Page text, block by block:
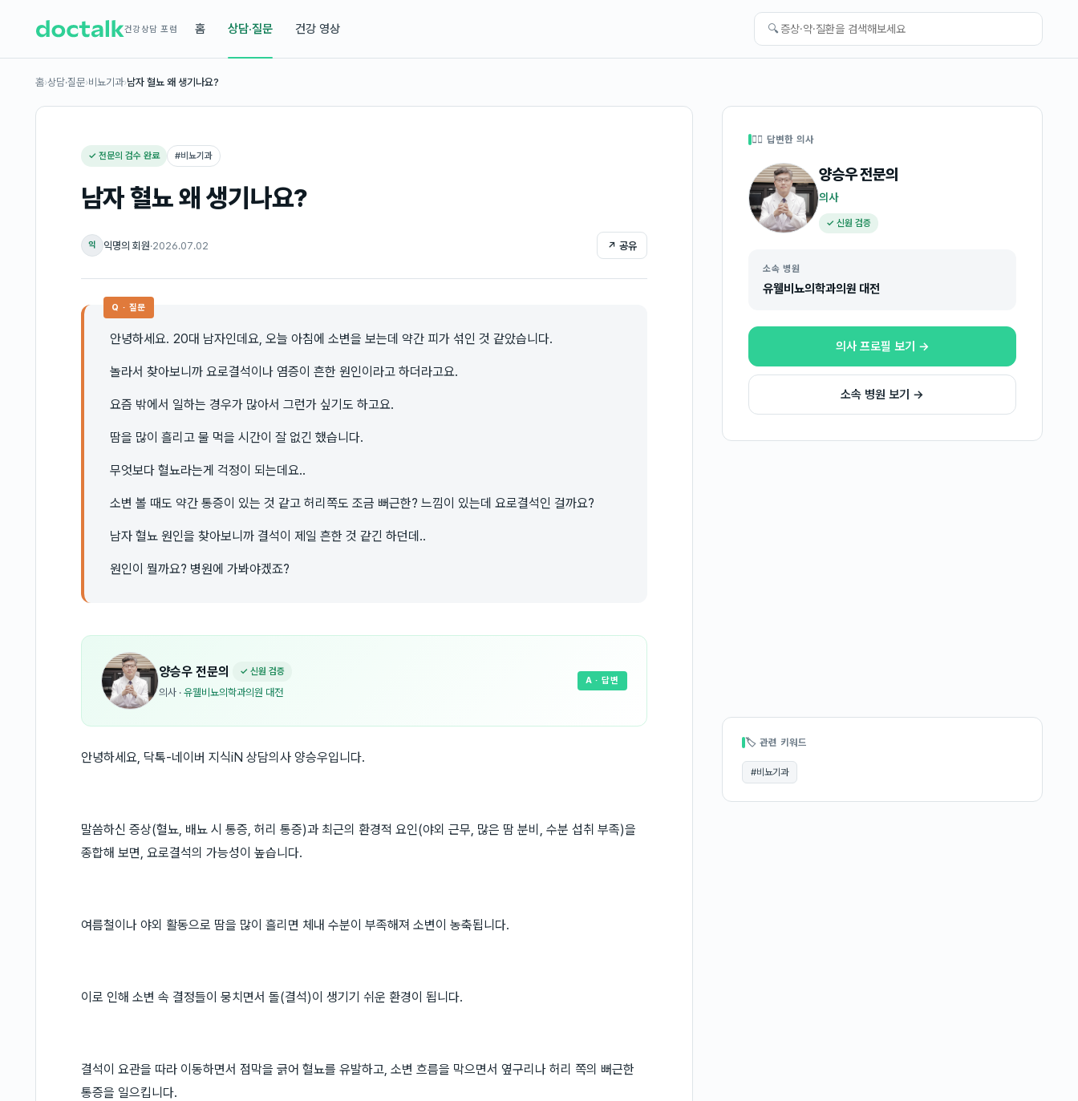
건강상담 포럼 홈 상담·질문 건강 영상 🔍
홈›상담·질문›비뇨기과›남자 혈뇨 왜 생기나요?
✓ 전문의 검수 완료 #비뇨기과
남자 혈뇨 왜 생기나요?
익 익명의 회원·2026.07.02 ↗ 공유
Q · 질문
안녕하세요. 20대 남자인데요, 오늘 아침에 소변을 보는데 약간 피가 섞인 것 같았습니다.
놀라서 찾아보니까 요로결석이나 염증이 흔한 원인이라고 하더라고요.
요즘 밖에서 일하는 경우가 많아서 그런가 싶기도 하고요.
땀을 많이 흘리고 물 먹을 시간이 잘 없긴 했습니다.
무엇보다 혈뇨라는게 걱정이 되는데요..
소변 볼 때도 약간 통증이 있는 것 같고 허리쪽도 조금 뻐근한? 느낌이 있는데 요로결석인 걸까요?
남자 혈뇨 원인을 찾아보니까 결석이 제일 흔한 것 같긴 하던데..
원인이 뭘까요? 병원에 가봐야겠죠?
양승우 전문의 ✓ 신원 검증
의사 · 유웰비뇨의학과의원 대전
A · 답변
안녕하세요, 닥톡-네이버 지식iN 상담의사 양승우입니다.
말씀하신 증상(혈뇨, 배뇨 시 통증, 허리 통증)과 최근의 환경적 요인(야외 근무, 많은 땀 분비, 수분 섭취 부족)을
종합해 보면, 요로결석의 가능성이 높습니다.
여름철이나 야외 활동으로 땀을 많이 흘리면 체내 수분이 부족해져 소변이 농축됩니다.
이로 인해 소변 속 결정들이 뭉치면서 돌(결석)이 생기기 쉬운 환경이 됩니다.
결석이 요관을 따라 이동하면서 점막을 긁어 혈뇨를 유발하고, 소변 흐름을 막으면서 옆구리나 허리 쪽의 뻐근한
통증을 일으킵니다.
👩‍⚕️ 답변한 의사
양승우전문의
의사
✓ 신원 검증
소속 병원
유웰비뇨의학과의원 대전
의사 프로필 보기 →
소속 병원 보기 →
🏷 관련 키워드
#비뇨기과